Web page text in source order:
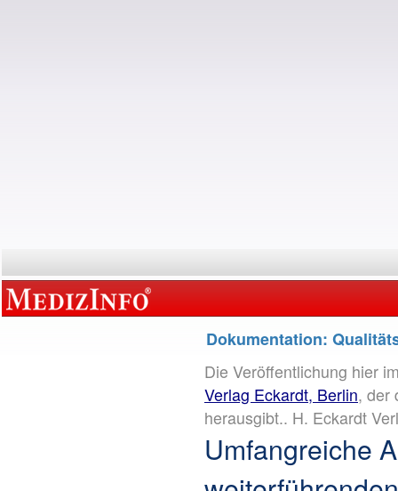
Dokumentation:
Die Veröffentlichung hier
Verlag Eckardt, Berlin, der
herausgibt.. H. Eckardt
Umfangreiche